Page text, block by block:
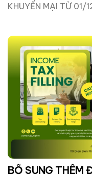
KHUYẾN MẠI TỪ 01/
BỔ SUNG THÊM